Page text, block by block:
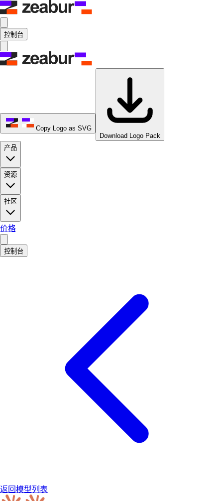
控制台
Copy Logo as SVG
Download Logo Pack
产品
资源
社区
价格
控制台
返回模型列表